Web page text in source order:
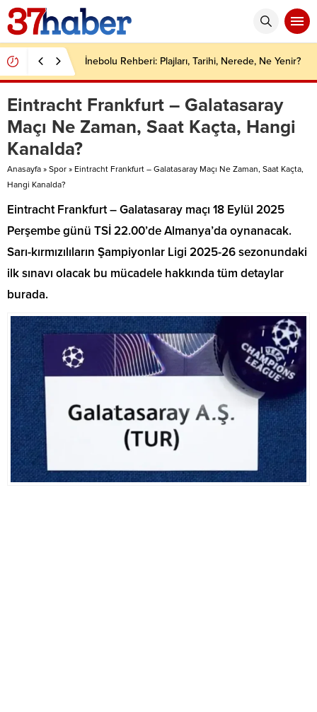
İnebolu Rehberi: Plajları, Tarihi, Nerede, Ne Yenir?
Eintracht Frankfurt – Galatasaray
Maçı Ne Zaman, Saat Kaçta, Hangi
Kanalda?
Anasayfa » Spor » Eintracht Frankfurt – Galatasaray Maçı Ne Zaman, Saat Kaçta,
Hangi Kanalda?
Eintracht Frankfurt – Galatasaray maçı 18 Eylül 2025
Perşembe günü TSİ 22.00’de Almanya’da oynanacak.
Sarı-kırmızılıların Şampiyonlar Ligi 2025-26 sezonundaki
ilk sınavı olacak bu mücadele hakkında tüm detaylar
burada.